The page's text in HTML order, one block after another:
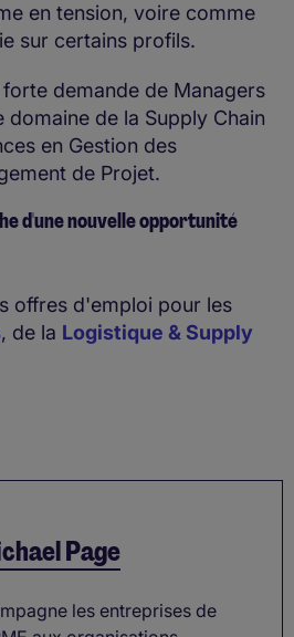
en tension, voire comme
sur certains profils.
demande de Managers
domaine de la Supply Chain
en Gestion des
de Projet.
d'une nouvelle opportunité
offres d'emploi pour les
, de la Logistique & Supply
Page
les entreprises de